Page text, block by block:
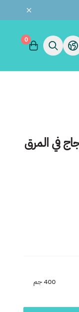
0
في المرق
400 جم